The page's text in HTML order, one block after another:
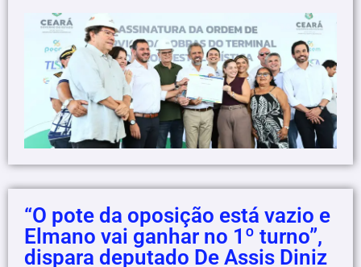
“O pote da oposição está vazio e
Elmano vai ganhar no 1º turno”,
dispara deputado De Assis Diniz